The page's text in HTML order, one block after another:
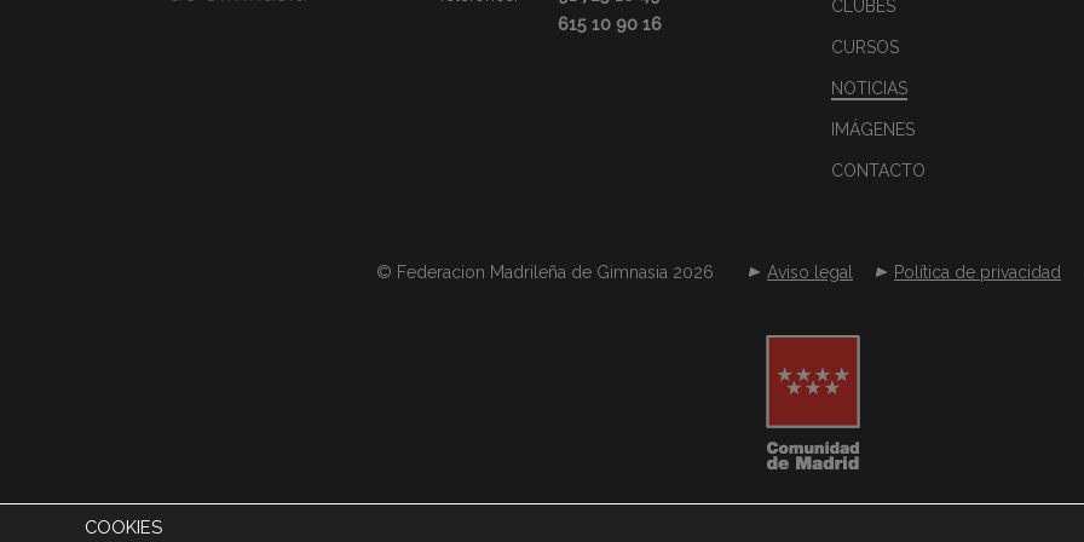
615 10 90 16
CLUBES
CURSOS
NOTICIAS
IMÁGENES
CONTACTO
© Federacion Madrileña de Gimnasia 2026 Aviso legal Política de privacidad
COOKIES